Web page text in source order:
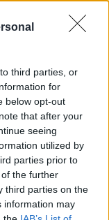
third parties, or
for
below opt-out
that after your
seeing
utilized by
parties prior to
the further
third parties on the
information may